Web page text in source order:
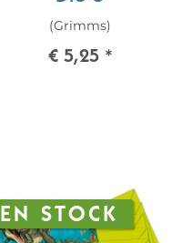
(Grimms)
€ 5,25 *
EN STOCK